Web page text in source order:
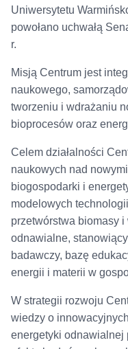
Uniwersytetu
powołano uchwałą
r.
Misją Centrum jest
naukowego,
tworzeniu i wdrażaniu
bioprocesów oraz
Celem działalności
naukowych nad
biogospodarki i
modelowych
przetwórstwa biomasy i
odnawialne,
badawczy, bazę
energii i materii w
W strategii rozwoju
wiedzy o
energetyki odnawialnej